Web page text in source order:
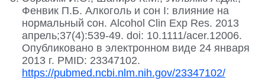
Фенвик П.Б. Алкоголь и сон I: влияние на
нормальный сон. Alcohol Clin Exp Res. 2013
апрель;37(4):539-49. doi: 10.1111/acer.12006.
Опубликовано в электронном виде 24 января
2013 г. PMID: 23347102.
https://pubmed.ncbi.nlm.nih.gov/23347102/